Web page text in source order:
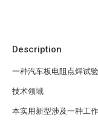
Description
一种汽车板电阻点焊试
技术领域
本实用新型涉及一种工